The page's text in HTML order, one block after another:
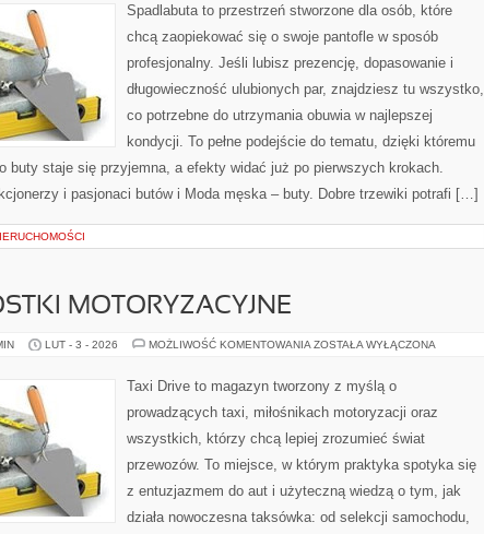
Spadlabuta to przestrzeń stworzone dla osób, które
chcą zaopiekować się o swoje pantofle w sposób
profesjonalny. Jeśli lubisz prezencję, dopasowanie i
długowieczność ulubionych par, znajdziesz tu wszystko,
co potrzebne do utrzymania obuwia w najlepszej
kondycji. To pełne podejście do tematu, dzięki któremu
buty staje się przyjemna, a efekty widać już po pierwszych krokach.
i pasjonaci butów i Moda męska – buty. Dobre trzewiki potrafi […]
MOTORYZACYJNE
LUT - 3 - 2026 MOŻLIWOŚĆ KOMENTOWANIA CIEKAWOSTKI
ZOSTAŁA WYŁĄCZONA
Taxi Drive to magazyn tworzony z myślą o
prowadzących taxi, miłośnikach motoryzacji oraz
wszystkich, którzy chcą lepiej zrozumieć świat
przewozów. To miejsce, w którym praktyka spotyka się
z entuzjazmem do aut i użyteczną wiedzą o tym, jak
działa nowoczesna taksówka: od selekcji samochodu,